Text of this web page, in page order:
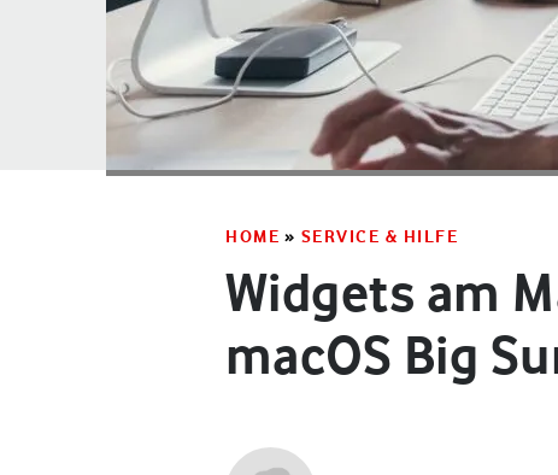
HOME » SERVICE & HILFE
Widgets am
macOS Big